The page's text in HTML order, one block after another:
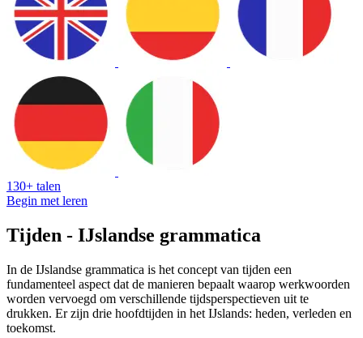
130+ talen
Begin met leren
Tijden - IJslandse grammatica
In de IJslandse grammatica is het concept van tijden een
fundamenteel aspect dat de manieren bepaalt waarop werkwoorden
worden vervoegd om verschillende tijdsperspectieven uit te
drukken. Er zijn drie hoofdtijden in het IJslands: heden, verleden en
toekomst.